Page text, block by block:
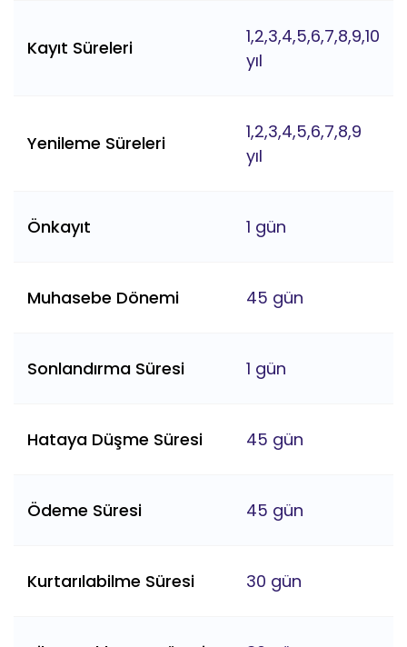
Kayıt Süreleri
1,2,3,4,5,6,7,8,9,10
yıl
Yenileme Süreleri
1,2,3,4,5,6,7,8,9
yıl
Önkayıt 1 gün
Muhasebe Dönemi 45 gün
Sonlandırma Süresi 1 gün
Hataya Düşme Süresi 45 gün
Ödeme Süresi 45 gün
Kurtarılabilme Süresi 30 gün